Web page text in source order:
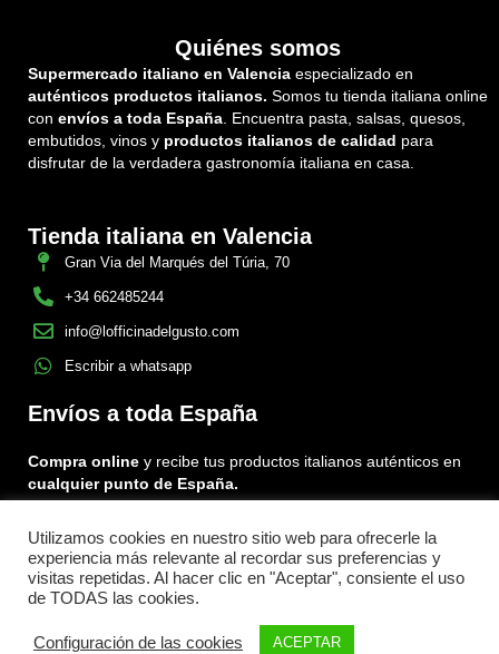
Quiénes somos
Supermercado italiano en Valencia especializado en
auténticos productos italianos. Somos tu tienda italiana online
con envíos a toda España. Encuentra pasta, salsas, quesos,
embutidos, vinos y productos italianos de calidad para
disfrutar de la verdadera gastronomía italiana en casa.
Tienda italiana en Valencia
Gran Via del Marqués del Túria, 70
+34 662485244
info@lofficinadelgusto.com
Escribir a whatsapp
Envíos a toda España
Compra online y recibe tus productos italianos auténticos en
cualquier punto de España.
Encuéntranos en:
FacebookInstagram
Tiktok
Menu
Utilizamos cookies en nuestro sitio web para ofrecerle la
experiencia más relevante al recordar sus preferencias y
visitas repetidas. Al hacer clic en "Aceptar", consiente el uso
de TODAS las cookies.
Configuración de las cookies ACEPTAR